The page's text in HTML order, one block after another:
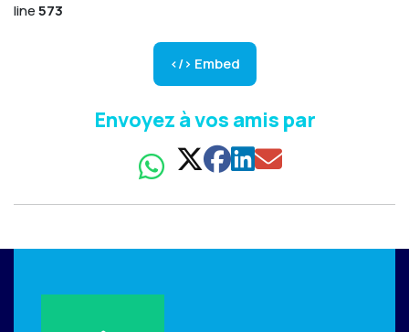
line573
</> Embed
Envoyez à vos amis par